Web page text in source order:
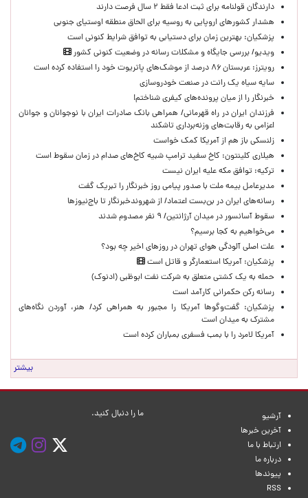
دارندگان قولنامه برای ثبت ادعا فقط ۲ سال فرصت دارند
هشدار کشورهای اروپایی به روسیه برای الحاق منطقه اوستیای جنوبی
پزشکیان‌: بهترین زمان برای دستیابی به توافق شرایط کنونی است
ویدیو/ بررسی جایگاه و مشکلات رسانه در وضعیت کنونی کشور
رویترز: عربستان ۸۶ درصد از موشک‌های پاتریوت خود را استفاده کرده است
سایه سیاه یک رانت در صنعت خودروسازی
خبرنگار را از میان پرونده‌های کیفری شناختم!
​فرزندان ایران در راه قهرمانی/ همراهی بانک صادرات ایران با نوجوانان و جوانان
اعزامی به رقابت‌های وزنه‌برداری تاشکند
زلنسکی باز هم از آمریکا کمک خواست
هیلاری کلینتون: کاخ سفید ترامپ شبیه کاخ‌های صدام در زمان سقوط است
ترکیه: توافق مکه علیه ایران نیست
مدیرعامل بیمه ملت با صدور پیامی روز خبرنگار را تبریک گفت
رسانه‌های ایران در بن‌بست اعتماد/ از شهروندخبرنگار تا باج‌نیوزها
سقوط آسانسور در میدان آرژانتین/ ۹ نفر مصدوم شدند
می‌خواهیم به کجا برسیم؟
علت اصلی آلودگی هوای تهران در روزهای اخیر چه بود؟
پزشکیان: آمریکا استعمارگر و قاتل است
حمله به یک کشتی متعلق به شرکت نفت ابوظبی (ادنوک)
رسانه رکن حکمرانی کارآمد است
پزشکیان: گفت‌وگوها آمریکا را مجبور به همراهی کرد/ هنر، آوردن نگاه‌های
مشترک به میدان است
آمریکا لامرد را با بمب فسفری بمباران کرده است
بیشتر
آرشیو
آخرین خبرها
ارتباط با ما
درباره ما
پیوندها
RSS
ما را دنبال کنید.